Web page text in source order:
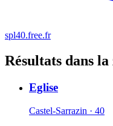
spl40.free.fr
Résultats dans
Eglise
Castel-Sarrazin · 40